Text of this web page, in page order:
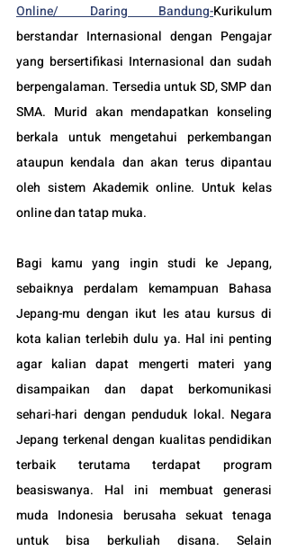
Online/ Daring Bandung-Kurikulum
berstandar Internasional dengan Pengajar
yang bersertifikasi Internasional dan sudah
berpengalaman. Tersedia untuk SD, SMP dan
SMA. Murid akan mendapatkan konseling
berkala untuk mengetahui perkembangan
ataupun kendala dan akan terus dipantau
oleh sistem Akademik online. Untuk kelas
online dan tatap muka.
Bagi kamu yang ingin studi ke Jepang,
sebaiknya perdalam kemampuan Bahasa
Jepang-mu dengan ikut les atau kursus di
kota kalian terlebih dulu ya. Hal ini penting
agar kalian dapat mengerti materi yang
disampaikan dan dapat berkomunikasi
sehari-hari dengan penduduk lokal. Negara
Jepang terkenal dengan kualitas pendidikan
terbaik terutama terdapat program
beasiswanya. Hal ini membuat generasi
muda Indonesia berusaha sekuat tenaga
untuk bisa berkuliah disana. Selain